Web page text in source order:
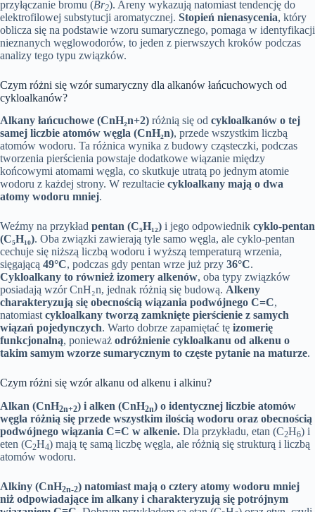
przyłączanie bromu (Br2). Areny wykazują natomiast tendencję do
elektrofilowej substytucji aromatycznej. Stopień nienasycenia, który
oblicza się na podstawie wzoru sumarycznego, pomaga w identyfikacji
nieznanych węglowodorów, to jeden z pierwszych kroków podczas
analizy tego typu związków.
Czym różni się wzór sumaryczny dla alkanów łańcuchowych od
cykloalkanów?
Alkany łańcuchowe (CnH₂n+2) różnią się od cykloalkanów o tej
samej liczbie atomów węgla (CnH₂n), przede wszystkim liczbą
atomów wodoru. Ta różnica wynika z budowy cząsteczki, podczas
tworzenia pierścienia powstaje dodatkowe wiązanie między
końcowymi atomami węgla, co skutkuje utratą po jednym atomie
wodoru z każdej strony. W rezultacie cykloalkany mają o dwa
atomy wodoru mniej.
Weźmy na przykład pentan (C₅H₁₂) i jego odpowiednik cyklo-pentan
(C₅H₁₀). Oba związki zawierają tyle samo węgla, ale cyklo-pentan
cechuje się niższą liczbą wodoru i wyższą temperaturą wrzenia,
sięgającą 49°C, podczas gdy pentan wrze już przy 36°C.
Cykloalkany to również izomery alkenów, oba typy związków
posiadają wzór CnH₂n, jednak różnią się budową. Alkeny
charakteryzują się obecnością wiązania podwójnego C=C,
natomiastcykloalkany tworzą zamknięte pierścienie z samych
wiązań pojedynczych. Warto dobrze zapamiętać tę izomerię
funkcjonalną, ponieważ odróżnienie cykloalkanu od alkenu o
takim samym wzorze sumarycznym to częste pytanie na maturze.
Czym różni się wzór alkanu od alkenu i alkinu?
Alkan (CnH2n+2) i alken (CnH2n) o identycznej liczbie atomów
węgla różnią się przede wszystkim ilością wodoru oraz obecnością
podwójnego wiązania C=C w alkenie. Dla przykładu, etan (C2H6) i
eten (C2H4) mają tę samą liczbę węgla, ale różnią się strukturą i liczbą
atomów wodoru.
Alkiny (CnH2n-2) natomiast mają o cztery atomy wodoru mniej
niż odpowiadające im alkany i charakteryzują się potrójnym